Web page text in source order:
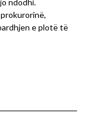
ndodhi.
e plotë të